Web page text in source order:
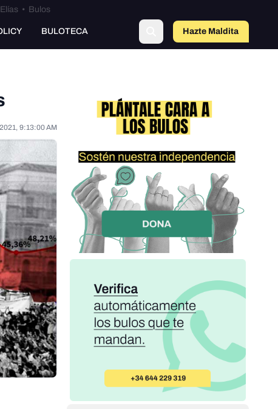
• Bulos
BULOTECA Hazte Maldito
9:13:00 AM